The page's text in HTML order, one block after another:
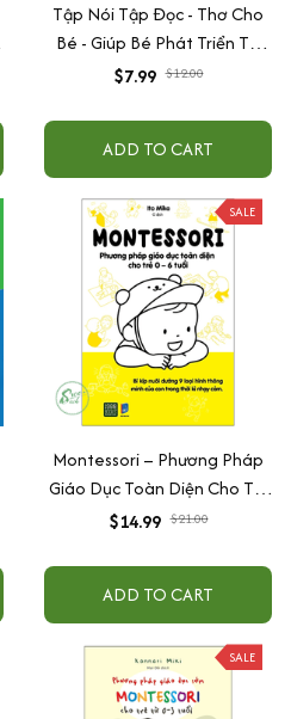
Tập Nói Tập Đọc - Thơ Cho
Bé - Giúp Bé Phát Triển Tư
Duy Ngôn Ngữ Và Giao Tiếp
Tuổi
$7.99 $12.00
ADD TO CART
SALE
Montessori – Phương Pháp
Giáo Dục Toàn Diện Cho Trẻ
0-6 Tuổi
$14.99 $21.00
ADD TO CART
SALE